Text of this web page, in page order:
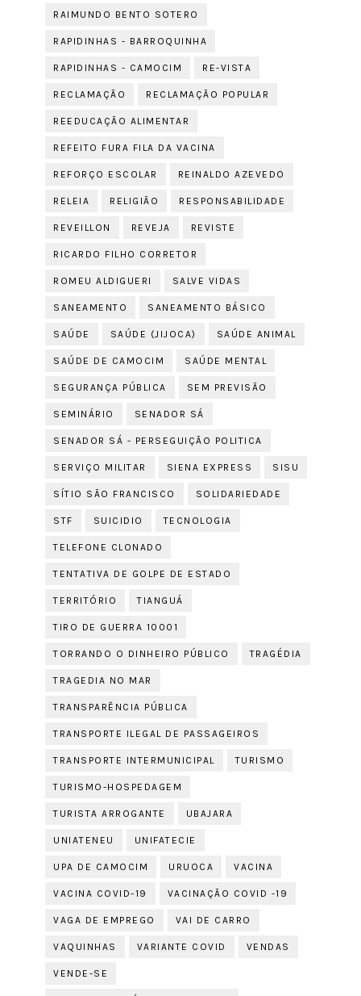
RAIMUNDO BENTO SOTERO
RAPIDINHAS - BARROQUINHA
RAPIDINHAS - CAMOCIM RE-VISTA
RECLAMAÇÃO RECLAMAÇÃO POPULAR
REEDUCAÇÃO ALIMENTAR
REFEITO FURA FILA DA VACINA
REFORÇO ESCOLAR REINALDO AZEVEDO
RELEIA RELIGIÃO RESPONSABILIDADE
REVEILLON REVEJA REVISTE
RICARDO FILHO CORRETOR
ROMEU ALDIGUERI SALVE VIDAS
SANEAMENTO SANEAMENTO BÁSICO
SAÚDE SAÚDE (JIJOCA) SAÚDE ANIMAL
SAÚDE DE CAMOCIM SAÚDE MENTAL
SEGURANÇA PÚBLICA SEM PREVISÃO
SEMINÁRIO SENADOR SÁ
SENADOR SÁ - PERSEGUIÇÃO POLITICA
SERVIÇO MILITAR SIENA EXPRESS SISU
SÍTIO SÃO FRANCISCO SOLIDARIEDADE
STF SUICIDIO TECNOLOGIA
TELEFONE CLONADO
TENTATIVA DE GOLPE DE ESTADO
TERRITÓRIO TIANGUÁ
TIRO DE GUERRA 10001
TORRANDO O DINHEIRO PÚBLICO TRAGÉDIA
TRAGEDIA NO MAR
TRANSPARÊNCIA PÚBLICA
TRANSPORTE ILEGAL DE PASSAGEIROS
TRANSPORTE INTERMUNICIPAL TURISMO
TURISMO-HOSPEDAGEM
TURISTA ARROGANTE UBAJARA
UNIATENEU UNIFATECIE
UPA DE CAMOCIM URUOCA VACINA
VACINA COVID-19 VACINAÇÃO COVID -19
VAGA DE EMPREGO VAI DE CARRO
VAQUINHAS VARIANTE COVID VENDAS
VENDE-SE